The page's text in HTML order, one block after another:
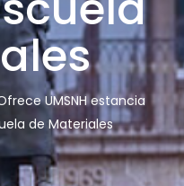
UMSNH estancia
de Materiales